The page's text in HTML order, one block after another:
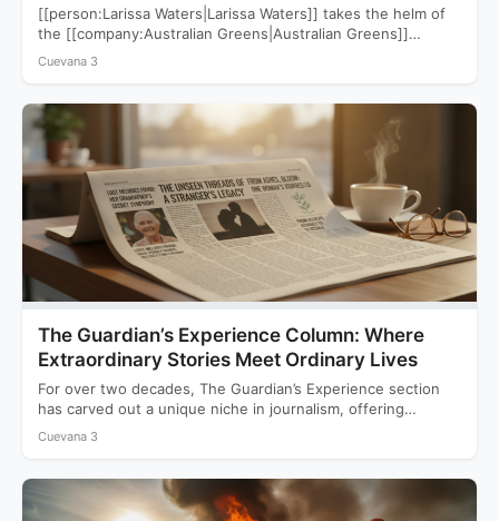
[[person:Larissa Waters|Larissa Waters]] takes the helm of
the [[company:Australian Greens|Australian Greens]]
following a devastating 2025 election that saw…
Cuevana 3
The Guardian’s Experience Column: Where
Extraordinary Stories Meet Ordinary Lives
For over two decades, The Guardian’s Experience section
has carved out a unique niche in journalism, offering
readers…
Cuevana 3